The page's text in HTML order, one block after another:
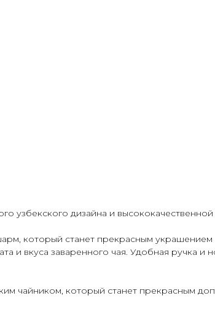
узбекского дизайна и
который станет прекрасным украшением
и вкуса заваренного чая. Удобная ручка и
чайником, который станет прекрасным